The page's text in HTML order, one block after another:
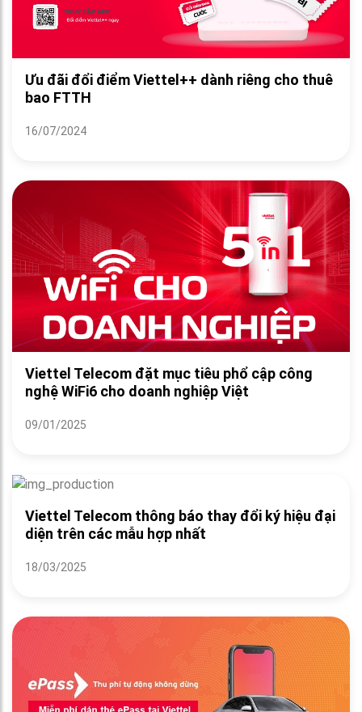
Ưu đãi đổi điểm Viettel++ dành riêng cho thuê
bao FTTH
16/07/2024
Viettel Telecom đặt mục tiêu phổ cập công
nghệ WiFi6 cho doanh nghiệp Việt
09/01/2025
Viettel Telecom thông báo thay đổi ký hiệu đại
diện trên các mẫu hợp nhất
18/03/2025